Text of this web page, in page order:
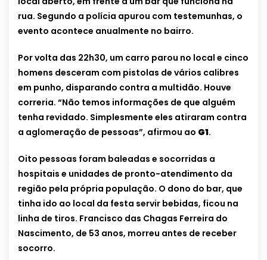
rua. Segundo a polícia apurou com testemunhas, o
evento acontece anualmente no bairro.
Por volta das 22h30, um carro parou no local e cinco
homens desceram com pistolas de vários calibres
em punho, disparando contra a multidão. Houve
correria. “Não temos informações de que alguém
tenha revidado. Simplesmente eles atiraram contra
a aglomeração de pessoas”, afirmou ao G1.
Oito pessoas foram baleadas e socorridas a
hospitais e unidades de pronto-atendimento da
região pela própria população. O dono do bar, que
tinha ido ao local da festa servir bebidas, ficou na
linha de tiros. Francisco das Chagas Ferreira do
Nascimento, de 53 anos, morreu antes de receber
socorro.